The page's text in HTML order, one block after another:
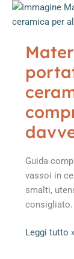
con
il
metodi
migliori,
errori
da
evitare
e
materiali
utili
Guida
vassoi in
smalti,
consigliato.
Materiali
Leggi tutto